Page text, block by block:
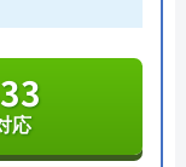
営業所の
高額で出
ッポンを
施工対応実績
、また最短5分
ピード駆け付
応